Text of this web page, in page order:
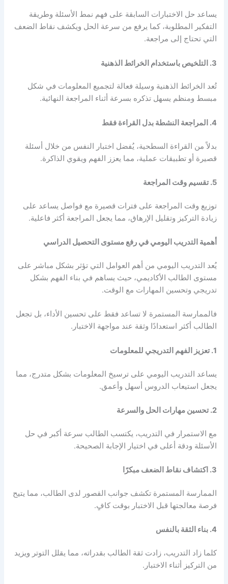
يساعد حل الاختبارات السابقة على فهم نمط الأسئلة وطريقة
التفكير المطلوبة، كما يرفع من سرعة الحل ويكشف نقاط الضعف
التي تحتاج إلى مراجعة.
3. التلخيص باستخدام الخرائط الذهنية
تُعد الخرائط الذهنية وسيلة فعالة لتجميع المعلومات في شكل
مبسط ومنظم يسهل تذكره بسرعة أثناء المراجعة النهائية.
4. المراجعة النشطة بدل القراءة فقط
بدلاً من القراءة السطحية، يُفضل اختبار النفس من خلال أسئلة
قصيرة أو تطبيقات عملية، مما يعزز الفهم ويقوي الذاكرة.
5. تقسيم وقت المراجعة
توزيع وقت المراجعة على فترات قصيرة مع فواصل يساعد على
زيادة التركيز وتقليل الإرهاق، مما يجعل المراجعة أكثر فاعلية.
أهمية التدريب اليومي في رفع مستوى التحصيل الدراسي
يُعد التدريب اليومي من أهم العوامل التي تؤثر بشكل مباشر على
مستوى الطالب الأكاديمي، حيث يساهم في بناء الفهم بشكل
تدريجي وتحسين المهارات مع الوقت.
فالممارسة المستمرة لا تساعد فقط على تحسين الأداء، بل تجعل
الطالب أكثر استعدادًا وثقة عند مواجهة الاختبار.
1. تعزيز الفهم التدريجي للمعلومات
يساعد التدريب اليومي على ترسيخ المعلومات بشكل متدرج، مما
يجعل استيعاب الدروس أسهل وأعمق.
2. تحسين مهارات الحل والسرعة
مع الاستمرار في التدريب، يكتسب الطالب سرعة أكبر في حل
الأسئلة ودقة أعلى في اختيار الإجابة الصحيحة.
3. اكتشاف نقاط الضعف مبكرًا
الممارسة المستمرة تكشف جوانب القصور لدى الطالب، مما يتيح
فرصة معالجتها قبل الاختبار بوقت كافٍ.
4. بناء الثقة بالنفس
كلما زاد التدريب، زادت ثقة الطالب بقدراته، مما يقلل التوتر ويزيد
من التركيز أثناء الاختبار.